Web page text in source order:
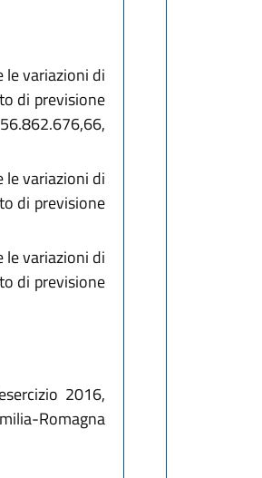
variazioni di
di previsione
variazioni di
di previsione
variazioni di
di previsione
2016,
Romagna